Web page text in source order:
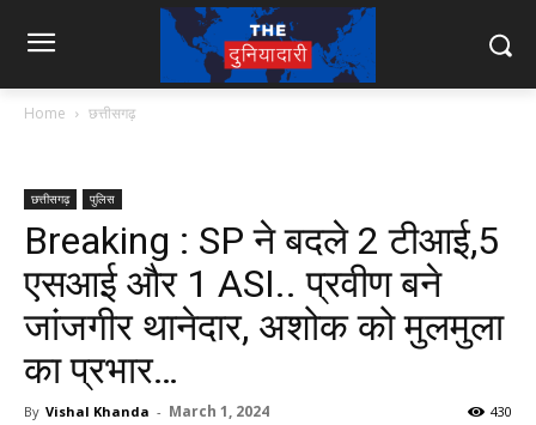
Home छत्तीसगढ़
छत्तीसगढ़ पुलिस
Breaking : SP ने बदले 2 टीआई,5
एसआई और 1 ASI.. प्रवीण बने
जांजगीर थानेदार, अशोक को मुलमुला
का प्रभार…
By Vishal Khanda - March 1, 2024 430